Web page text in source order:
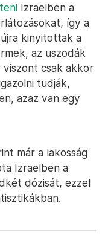
Izraelben a
így a
kinyitottak a
az uszodák
csak akkor
tudják,
azaz van egy
már a lakosság
Izraelben a
dózisát, ezzel